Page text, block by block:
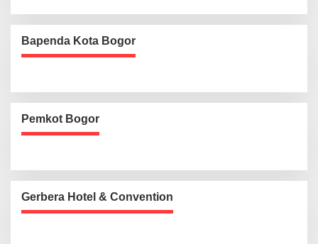
Bapenda Kota Bogor
Pemkot Bogor
Gerbera Hotel & Convention